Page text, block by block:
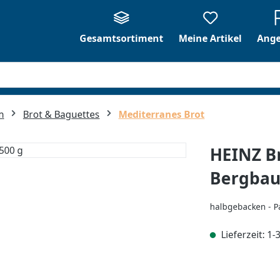
Gesamtsortiment
Meine Artikel
Brot & Baguettes Mediterranes Brot
HEINZ
halbgebacken -
Lieferzeit: 1-